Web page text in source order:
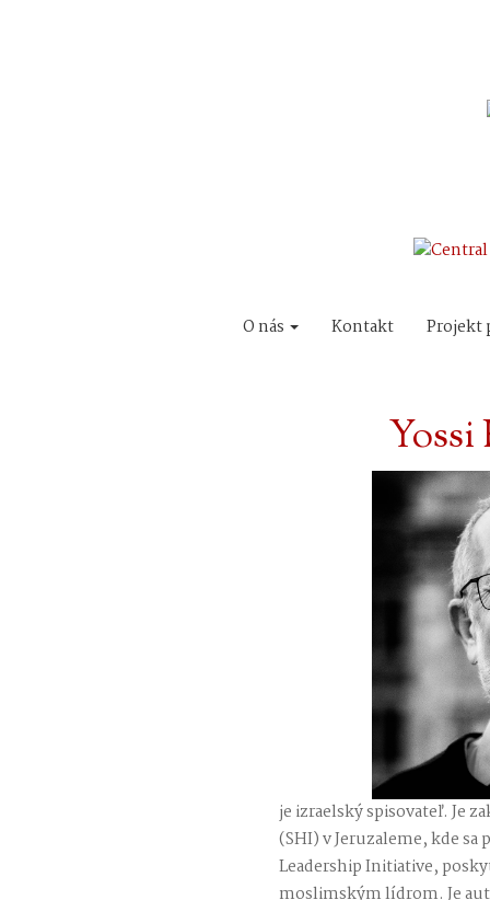
O nás Kontakt Projekt
je izraelský spisovateľ. Je
(SHI) v Jeruzaleme, kde
Leadership Initiative,
moslimským lídrom. Je